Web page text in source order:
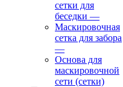
сетки для
беседки —
Маскировочная
сетка для забора
—
Основа для
маскировочной
сети (сетки)